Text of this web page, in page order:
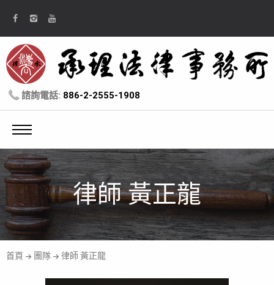
諮詢電話: 886-2-2555-1908
律師 黃正龍
首頁 團隊 律師 黃正龍